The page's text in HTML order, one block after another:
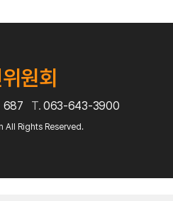
원
)
캡슐을 열어 순금 찾기(1일 2
원회
687 T. 063-643-3900
All Rights Reserved.